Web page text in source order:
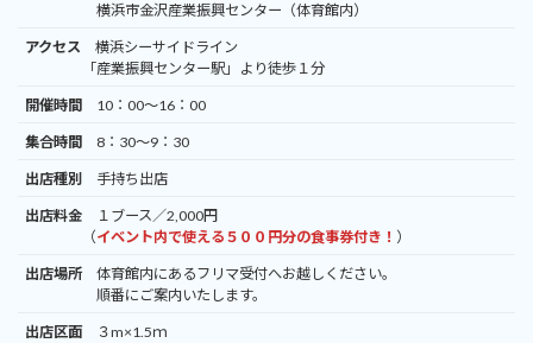
横浜市金沢産業振興センター（体育館内）
アクセス 横浜シーサイドライン
「産業振興センター駅」より徒歩１分
開催時間 10：00～16：00
集合時間 8：30～9：30
出店種別 手持ち出店
出店料金 １ブース／2,000円
（イベント内で使える５００円分の食事券付き！ ）
出店場所 体育館内にあるフリマ受付へお越しください。
順番にご案内いたします。
出店区面３m×1.5ｍ